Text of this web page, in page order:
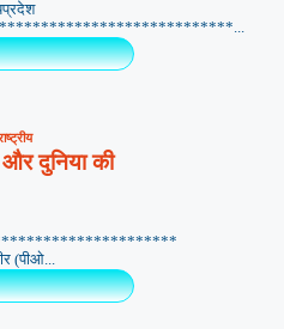
दुनिया की
(पीओ...